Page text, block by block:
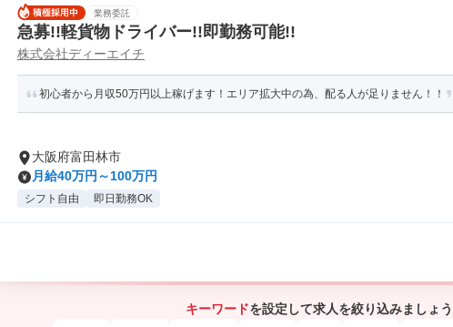
業務委託
急募!!軽貨物ドライバー!!即勤務可能!!
株式会社ディーエイチ
初心者から月収50万円以上稼げます！エリア拡大中の為、配る人が足りません！！
大阪府富田林市
月給40万円～100万円
シフト自由 即日勤務OK
キーワードを設定して求人を絞り込みましょう